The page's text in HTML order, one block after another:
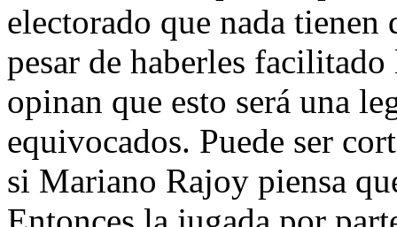
electorado que nada
pesar de haberles
opinan que esto será una
equivocados. Puede ser
si Mariano Rajoy piensa